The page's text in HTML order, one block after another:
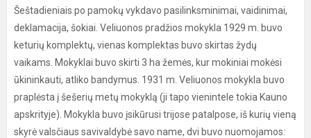
Šeštadieniais po pamokų vykdavo pasilinksminimai, vaidinimai,
deklamacija, šokiai. Veliuonos pradžios mokykla 1929 m. buvo
keturių komplektų, vienas komplektas buvo skirtas žydų
vaikams. Mokyklai buvo skirti 3 ha žemės, kur mokiniai mokėsi
ūkininkauti, atliko bandymus. 1931 m. Veliuonos mokykla buvo
praplėsta į šešerių metų mokyklą (ji tapo vienintele tokia Kauno
apskrityje). Mokykla buvo įsikūrusi trijose patalpose, iš kurių vieną
skyrė valsčiaus savivaldybė savo name, dvi buvo nuomojamos: